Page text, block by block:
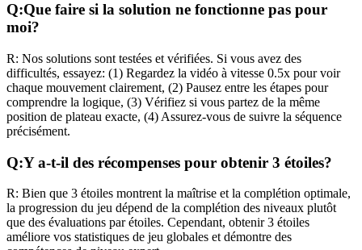
Q:Que faire si la solution ne fonctionne pas pour
moi?
R: Nos solutions sont testées et vérifiées. Si vous avez des
difficultés, essayez: (1) Regardez la vidéo à vitesse 0.5x pour voir
chaque mouvement clairement, (2) Pausez entre les étapes pour
comprendre la logique, (3) Vérifiez si vous partez de la même
position de plateau exacte, (4) Assurez-vous de suivre la séquence
précisément.
Q:Y a-t-il des récompenses pour obtenir 3 étoiles?
R: Bien que 3 étoiles montrent la maîtrise et la complétion optimale,
la progression du jeu dépend de la complétion des niveaux plutôt
que des évaluations par étoiles. Cependant, obtenir 3 étoiles
améliore vos statistiques de jeu globales et démontre des